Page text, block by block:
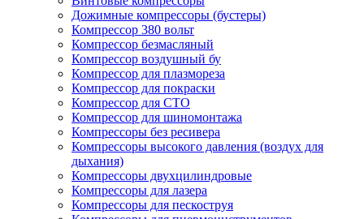
Дожимные компрессоры (бустеры)
Компрессор 380 вольт
Компрессор безмасляный
Компрессор воздушный бу
Компрессор для плазмореза
Компрессор для покраски
Компрессор для СТО
Компрессор для шиномонтажа
Компрессоры без ресивера
Компрессоры высокого давления (воздух для
дыхания)
Компрессоры двухцилиндровые
Компрессоры для лазера
Компрессоры для пескоструя